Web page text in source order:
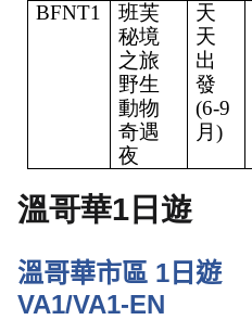
BFNT1
班芙
秘境
之旅
野生
動物
奇遇
夜
天
天
出
發
(6-9
月)
溫哥華1 日遊
溫哥華市區 1 日遊
VA1/VA1-EN